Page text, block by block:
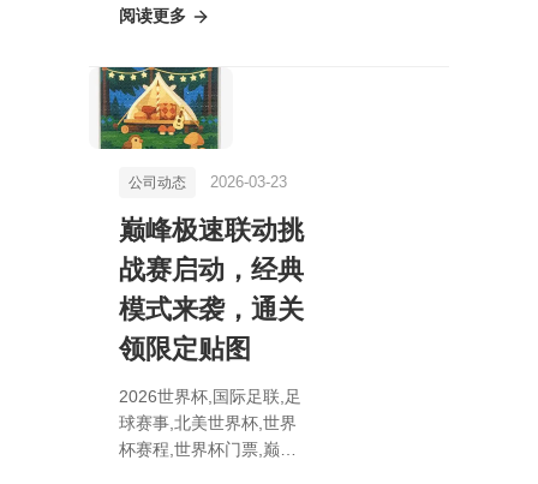
晓，专家共析第三方佳作
阅读更多
公司动态 2026-03-23
巅峰极速联动挑
战赛启动，经典
模式来袭，通关
领限定贴图
2026世界杯,国际足联,足
球赛事,北美世界杯,世界
杯赛程,世界杯门票,巅峰